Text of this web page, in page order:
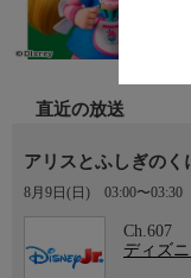
直近の放送
アリスとふしぎのく
8月9日(日) 03:00〜03:30
Ch.607
ディズ